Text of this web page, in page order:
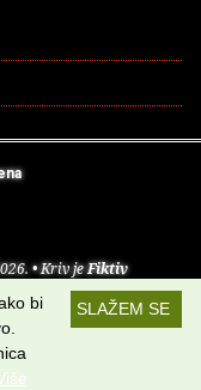
• Kriv jeFiktiv
RSS kanaliSLAŽEM SE
bi